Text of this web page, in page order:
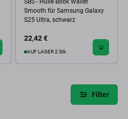
SBS - Hülle Book Wallet
Smooth für Samsung Galaxy
S25 Ultra, schwarz
22,42 €
AUF LAGER 2 Stk
Filter